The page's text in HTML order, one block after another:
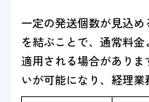
一定の発送個数が見込
を結ぶことで、通常料
適用される場合があり
いが可能になり、経理業